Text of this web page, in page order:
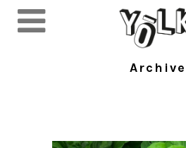
Archive